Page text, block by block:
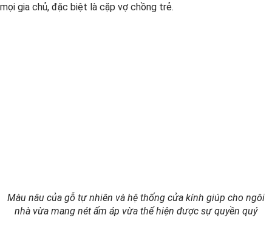
mọi gia chủ, đặc biệt là cặp vợ chồng trẻ.
Màu nâu của gỗ tự nhiên và hệ thống cửa kính giúp cho ngôi
nhà vừa mang nét ấm áp vừa thể hiện được sự quyền quý